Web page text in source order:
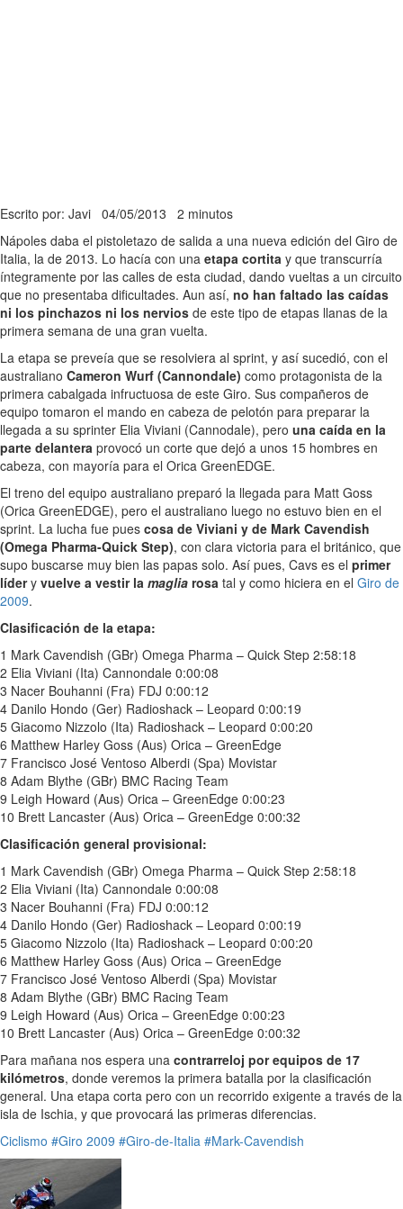
Escrito por: Javi 04/05/2013 2 minutos
Nápoles daba el pistoletazo de salida a una nueva edición del Giro de
Italia, la de 2013. Lo hacía con una etapa cortita y que transcurría
íntegramente por las calles de esta ciudad, dando vueltas a un circuito
que no presentaba dificultades. Aun así, no han faltado las caídas
ni los pinchazos ni los nervios de este tipo de etapas llanas de la
primera semana de una gran vuelta.
La etapa se preveía que se resolviera al sprint, y así sucedió, con el
australiano Cameron Wurf (Cannondale) como protagonista de la
primera cabalgada infructuosa de este Giro. Sus compañeros de
equipo tomaron el mando en cabeza de pelotón para preparar la
llegada a su sprinter Elia Viviani (Cannodale), pero una caída en la
parte delantera provocó un corte que dejó a unos 15 hombres en
cabeza, con mayoría para el Orica GreenEDGE.
El treno del equipo australiano preparó la llegada para Matt Goss
(Orica GreenEDGE), pero el australiano luego no estuvo bien en el
sprint. La lucha fue pues cosa de Viviani y de Mark Cavendish
(Omega Pharma-Quick Step), con clara victoria para el británico, que
supo buscarse muy bien las papas solo. Así pues, Cavs es el primer
lídery vuelve a vestir la maglia rosa tal y como hiciera en el Giro de
2009.
Clasificación de la etapa:
1 Mark Cavendish (GBr) Omega Pharma – Quick Step 2:58:18
2 Elia Viviani (Ita) Cannondale 0:00:08
3 Nacer Bouhanni (Fra) FDJ 0:00:12
4 Danilo Hondo (Ger) Radioshack – Leopard 0:00:19
5 Giacomo Nizzolo (Ita) Radioshack – Leopard 0:00:20
6 Matthew Harley Goss (Aus) Orica – GreenEdge
7 Francisco José Ventoso Alberdi (Spa) Movistar
8 Adam Blythe (GBr) BMC Racing Team
9 Leigh Howard (Aus) Orica – GreenEdge 0:00:23
10 Brett Lancaster (Aus) Orica – GreenEdge 0:00:32
Clasificación general provisional:
1 Mark Cavendish (GBr) Omega Pharma – Quick Step 2:58:18
2 Elia Viviani (Ita) Cannondale 0:00:08
3 Nacer Bouhanni (Fra) FDJ 0:00:12
4 Danilo Hondo (Ger) Radioshack – Leopard 0:00:19
5 Giacomo Nizzolo (Ita) Radioshack – Leopard 0:00:20
6 Matthew Harley Goss (Aus) Orica – GreenEdge
7 Francisco José Ventoso Alberdi (Spa) Movistar
8 Adam Blythe (GBr) BMC Racing Team
9 Leigh Howard (Aus) Orica – GreenEdge 0:00:23
10 Brett Lancaster (Aus) Orica – GreenEdge 0:00:32
Para mañana nos espera una contrarreloj por equipos de 17
kilómetros, donde veremos la primera batalla por la clasificación
general. Una etapa corta pero con un recorrido exigente a través de la
isla de Ischia, y que provocará las primeras diferencias.
Ciclismo #Giro 2009 #Giro-de-Italia #Mark-Cavendish